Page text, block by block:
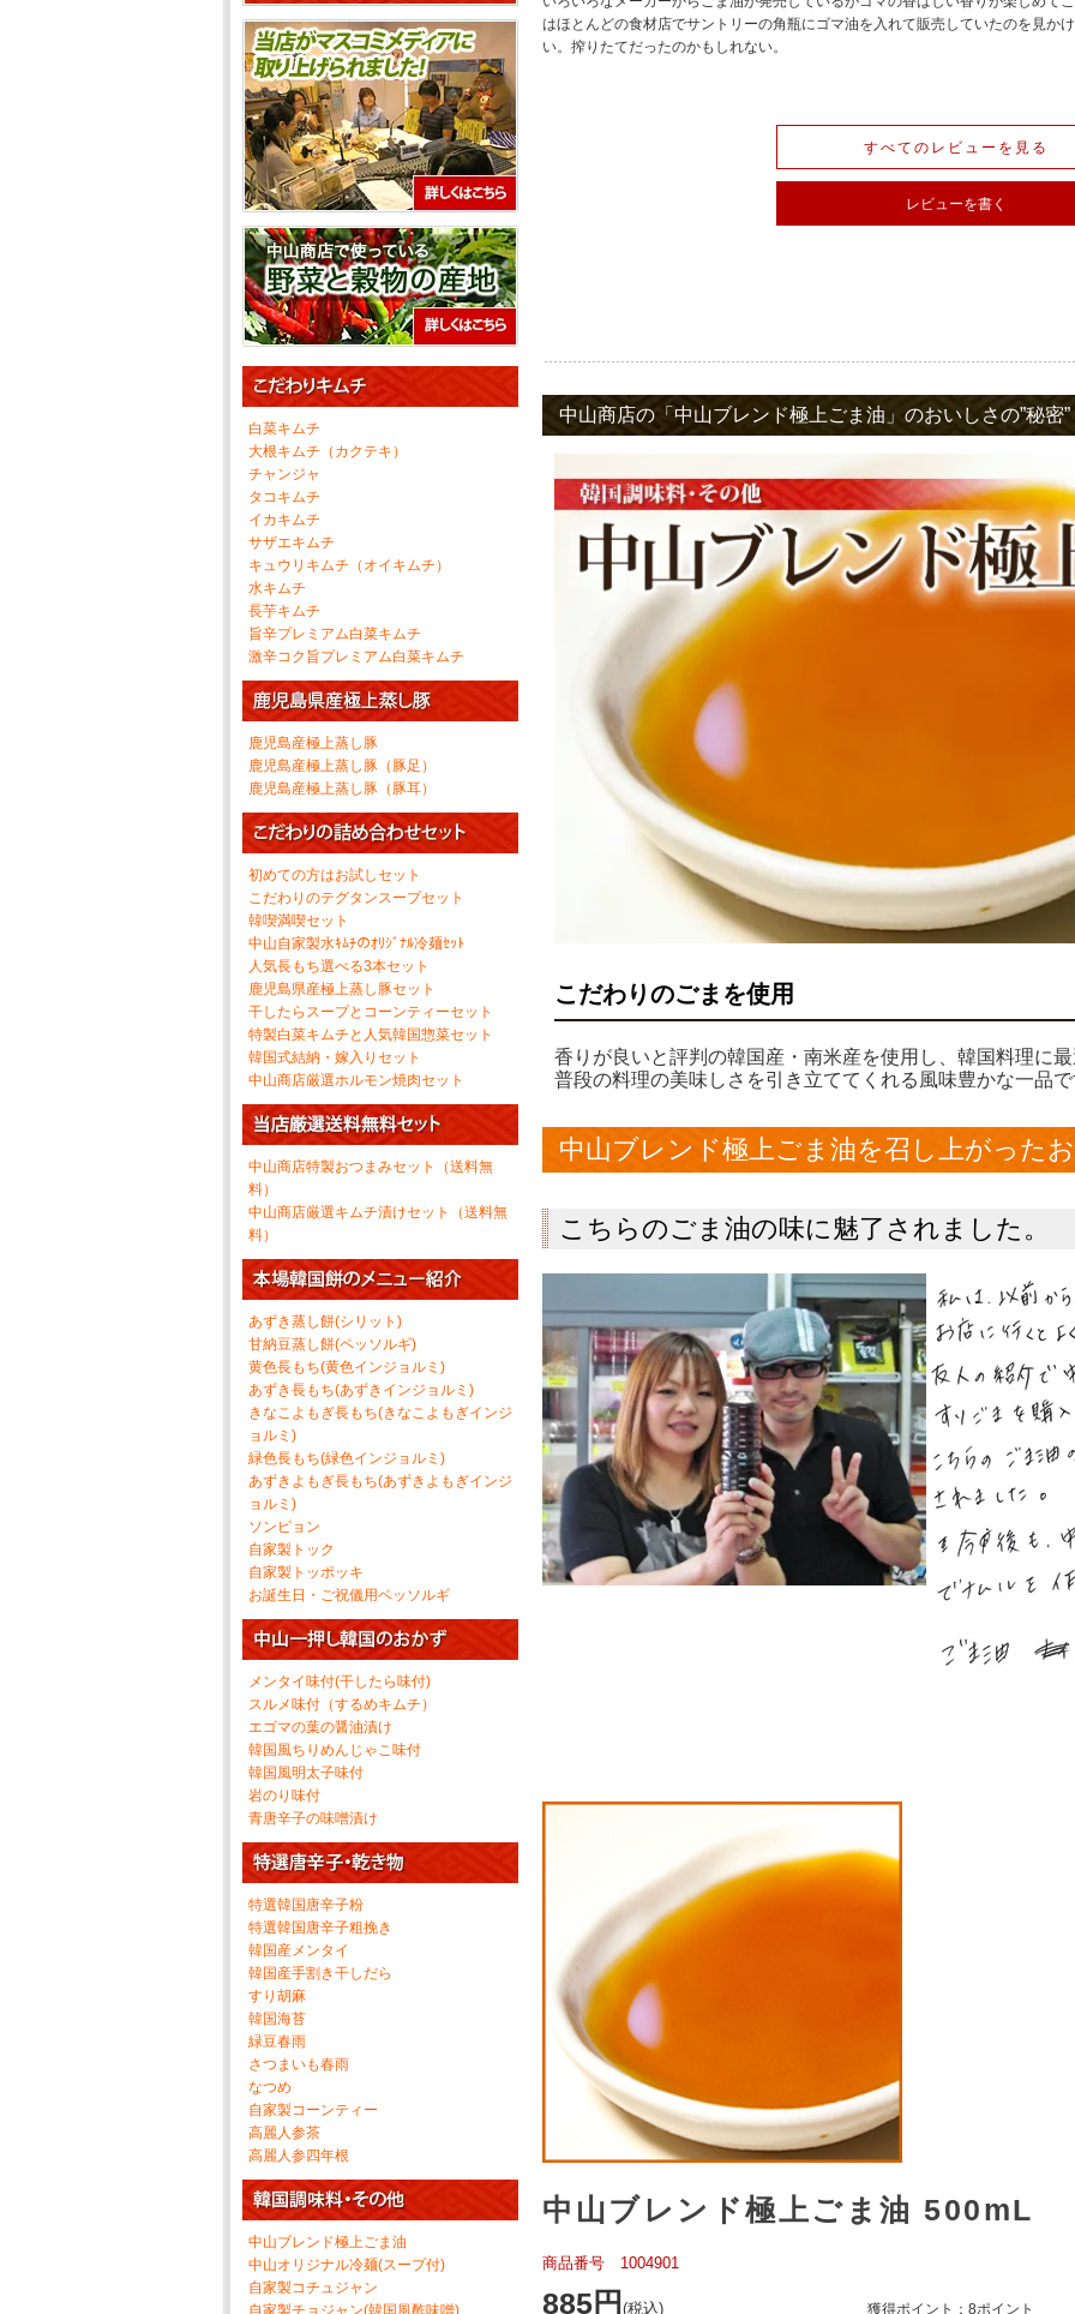
白菜キムチ
大根キムチ（カクテキ）
チャンジャ
タコキムチ
イカキムチ
サザエキムチ
キュウリキムチ（オイキムチ）
水キムチ
長芋キムチ
旨辛プレミアム白菜キムチ
激辛コク旨プレミアム白菜キムチ
鹿児島産極上蒸し豚
鹿児島産極上蒸し豚（豚足）
鹿児島産極上蒸し豚（豚耳）
初めての方はお試しセット
こだわりのテグタンスープセット
韓喫満喫セット
中山自家製水ｷﾑﾁのｵﾘｼﾞﾅﾙ冷麺ｾｯﾄ
人気長もち選べる3本セット
鹿児島県産極上蒸し豚セット
干したらスープとコーンティーセット
特製白菜キムチと人気韓国惣菜セット
韓国式結納・嫁入りセット
中山商店厳選ホルモン焼肉セット
中山商店特製おつまみセット（送料無
料）
中山商店厳選キムチ漬けセット（送料無
料）
あずき蒸し餅(シリット)
甘納豆蒸し餅(ペッソルギ)
黄色長もち(黄色インジョルミ)
あずき長もち(あずきインジョルミ)
きなこよもぎ長もち(きなこよもぎインジ
ョルミ)
緑色長もち(緑色インジョルミ)
あずきよもぎ長もち(あずきよもぎインジ
ョルミ)
ソンピョン
自家製トック
自家製トッポッキ
お誕生日・ご祝儀用ベッソルギ
メンタイ味付(干したら味付)
スルメ味付（するめキムチ）
エゴマの葉の醤油漬け
韓国風ちりめんじゃこ味付
韓国風明太子味付
岩のり味付
青唐辛子の味噌漬け
特選韓国唐辛子粉
特選韓国唐辛子粗挽き
韓国産メンタイ
韓国産手割き干しだら
すり胡麻
韓国海苔
緑豆春雨
さつまいも春雨
なつめ
自家製コーンティー
高麗人参茶
高麗人参四年根
中山ブレンド極上ごま油
中山オリジナル冷麺(スープ付)
自家製コチュジャン
自家製チョジャン(韓国風酢味噌)
はほとんどの食材店でサントリーの角瓶にゴマ油を入れて販売していたのを見か
い。搾りたてだったのかもしれない。
すべてのレビューを見る
レビューを書く
中山商店の「中山ブレンド極上ごま油」のおいしさの”秘密”
こだわりのごまを使用
香りが良いと評判の韓国産・南米産を使用し、韓国料理に
普段の料理の美味しさを引き立ててくれる風味豊かな一品
中山ブレンド極上ごま油を召し上がった
こちらのごま油の味に魅了されました。
中山ブレンド極上ごま油 500mL
商品番号 1004901
885円 (税込) 獲得ポイント：8ポイント